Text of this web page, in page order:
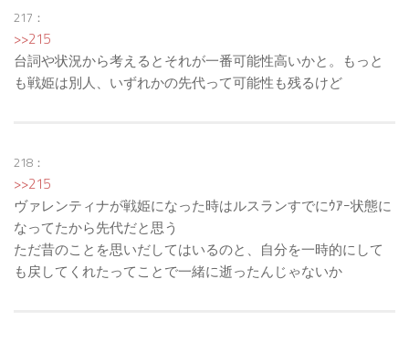
217：
>>215
台詞や状況から考えるとそれが一番可能性高いかと。もっと
も戦姫は別人、いずれかの先代って可能性も残るけど
218：
>>215
ヴァレンティナが戦姫になった時はルスランすでにｳｱｰ状態に
なってたから先代だと思う
ただ昔のことを思いだしてはいるのと、自分を一時的にして
も戻してくれたってことで一緒に逝ったんじゃないか